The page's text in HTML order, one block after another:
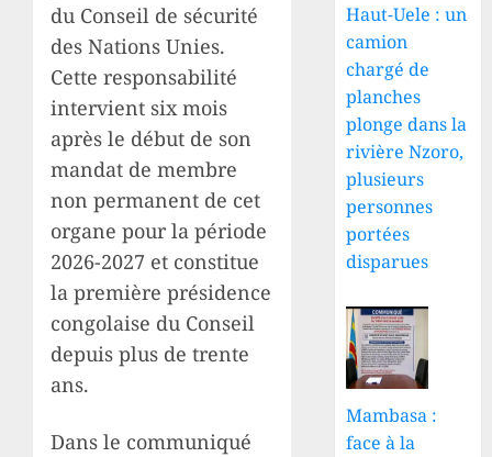
du Conseil de sécurité
des Nations Unies.
Cette responsabilité
intervient six mois
après le début de son
mandat de membre
non permanent de cet
organe pour la période
2026-2027 et constitue
la première présidence
congolaise du Conseil
depuis plus de trente
ans.
Dans le communiqué
Haut-Uele : un
camion
chargé de
planches
plonge dans la
rivière Nzoro,
plusieurs
personnes
portées
disparues
Mambasa :
face à la